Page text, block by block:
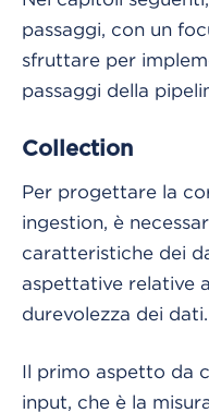
passaggi, con un
sfruttare per
passaggi della
Collection
Per progettare la
ingestion, è
caratteristiche dei
aspettative relative
durevolezza dei dati.
Il primo aspetto da
input, che è la